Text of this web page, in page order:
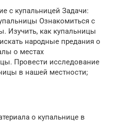
с купальницей Задачи:
Ознакомиться с
Изучить, как купальницы
народные предания о
о местах
Провести исследование
в нашей местности;
о купальнице в